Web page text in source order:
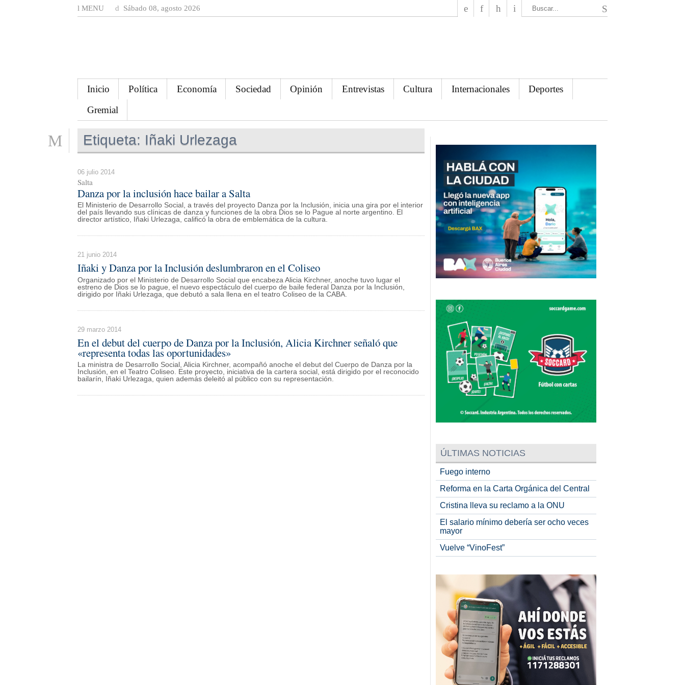
MENU Sábado 08, agosto 2026
Inicio Política Economía Sociedad Opinión Entrevistas Cultura Internacionales
Deportes
Gremial
Etiqueta: Iñaki Urlezaga
06 julio 2014
Salta
Danza por la inclusión hace bailar a Salta
El Ministerio de Desarrollo Social, a través del proyecto Danza por la Inclusión, inicia una gira por el interior
del país llevando sus clínicas de danza y funciones de la obra Dios se lo Pague al norte argentino. El
director artístico, Iñaki Urlezaga, calificó la obra de emblemática de la cultura.
21 junio 2014
Iñaki y Danza por la Inclusión deslumbraron en el Coliseo
Organizado por el Ministerio de Desarrollo Social que encabeza Alicia Kirchner, anoche tuvo lugar el
estreno de Dios se lo pague, el nuevo espectáculo del cuerpo de baile federal Danza por la Inclusión,
dirigido por Iñaki Urlezaga, que debutó a sala llena en el teatro Coliseo de la CABA.
29 marzo 2014
En el debut del cuerpo de Danza por la Inclusión, Alicia Kirchner señaló que
«representa todas las oportunidades»
La ministra de Desarrollo Social, Alicia Kirchner, acompañó anoche el debut del Cuerpo de Danza por la
Inclusión, en el Teatro Coliseo. Este proyecto, iniciativa de la cartera social, está dirigido por el reconocido
bailarín, Iñaki Urlezaga, quien además deleitó al público con su representación.
ÚLTIMAS NOTICIAS
Fuego interno
Reforma en la Carta Orgánica del Central
Cristina lleva su reclamo a la ONU
El salario mínimo debería ser ocho veces
mayor
Vuelve “VinoFest”